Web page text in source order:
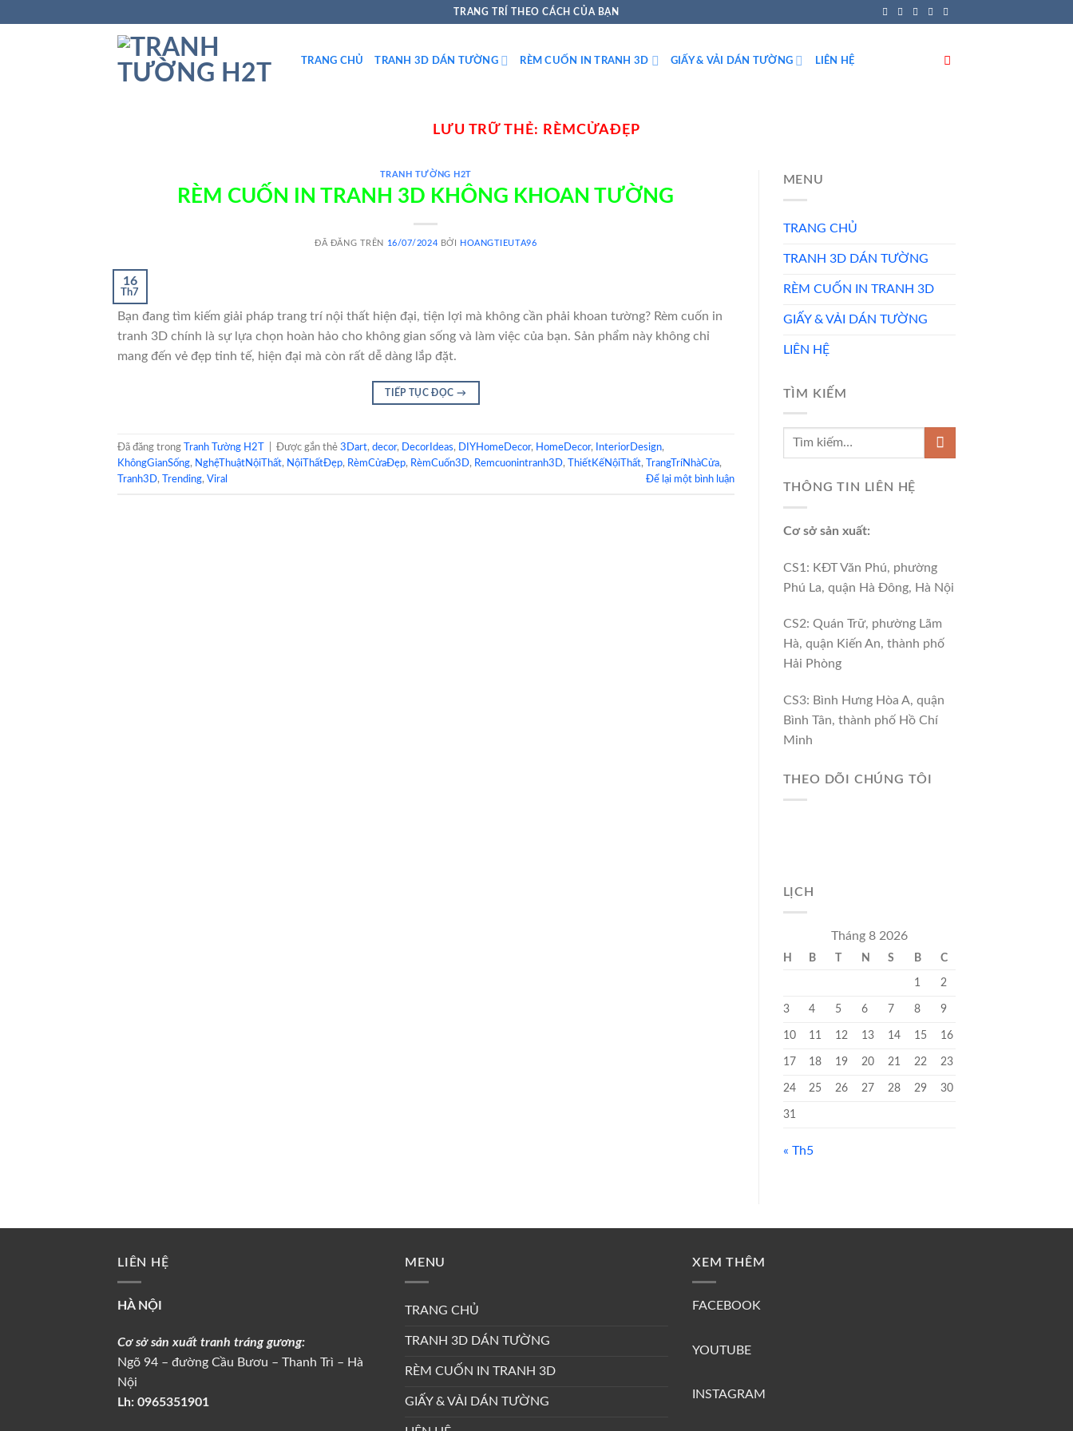
TRANG TRÍ THEO CÁCH CỦA BẠN
TRANG CHỦ TRANH 3D DÁN TƯỜNG RÈM CUỐN IN TRANH 3D GIẤY & VẢI DÁN TƯỜNG LIÊN HỆ
LƯU TRỮ THẺ: RÈMCỬAĐẸP
TRANH TƯỜNG H2T
RÈM CUỐN IN TRANH 3D KHÔNG KHOAN TƯỜNG
ĐÃ ĐĂNG TRÊN 16/07/2024 BỞI HOANGTIEUTA96
16
Th7
Bạn đang tìm kiếm giải pháp trang trí nội thất hiện đại, tiện lợi mà không cần phải khoan tường? Rèm cuốn in
tranh 3D chính là sự lựa chọn hoàn hảo cho không gian sống và làm việc của bạn. Sản phẩm này không chỉ
mang đến vẻ đẹp tinh tế, hiện đại mà còn rất dễ dàng lắp đặt.
TIẾP TỤC ĐỌC →
Đã đăng trong Tranh Tường H2T Được gắn thẻ 3Dart, decor, DecorIdeas, DIYHomeDecor, HomeDecor, InteriorDesign,
KhôngGianSống, NghệThuậtNộiThất, NộiThấtĐẹp, RèmCửaĐẹp, RèmCuốn3D, Remcuonintranh3D, ThiếtKếNộiThất, TrangTríNhàCửa,
Tranh3D, Trending, Viral Để lại một bình luận
MENU
TRANG CHỦ
TRANH 3D DÁN TƯỜNG
RÈM CUỐN IN TRANH 3D
GIẤY & VẢI DÁN TƯỜNG
LIÊN HỆ
TÌM KIẾM
THÔNG TIN LIÊN HỆ
Cơ sở sản xuất:
CS1: KĐT Văn Phú, phường
Phú La, quận Hà Đông, Hà Nội
CS2: Quán Trữ, phường Lãm
Hà, quận Kiến An, thành phố
Hải Phòng
CS3: Bình Hưng Hòa A, quận
Bình Tân, thành phố Hồ Chí
Minh
THEO DÕI CHÚNG TÔI
LỊCH
Tháng 8 2026
H B T N S B C
1 2
3 4 5 6 7 8 9
10 11 12 13 14 15 16
17 18 19 20 21 22 23
24 25 26 27 28 29 30
31
« Th5
LIÊN HỆ
HÀ NỘI
Cơ sở sản xuất tranh tráng gương:
Ngõ 94 – đường Cầu Bươu – Thanh Trì – Hà
Nội
Lh: 0965351901
MENU
TRANG CHỦ
TRANH 3D DÁN TƯỜNG
RÈM CUỐN IN TRANH 3D
GIẤY & VẢI DÁN TƯỜNG
XEM THÊM
FACEBOOK
YOUTUBE
INSTAGRAM